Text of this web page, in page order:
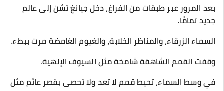
بعد المرور عبر طبقات من الفراغ، دخل جيانغ تشن إلى عالم
جديد تمامًا.
السماء الزرقاء، والمناظر الخلابة، والغيوم الغامضة مرت ببطء.
وقفت القمم الشاهقة شامخة مثل السيوف الإلهية.
في وسط السماء، تحيط قمم لا تعد ولا تحصى بقصر عائم مثل